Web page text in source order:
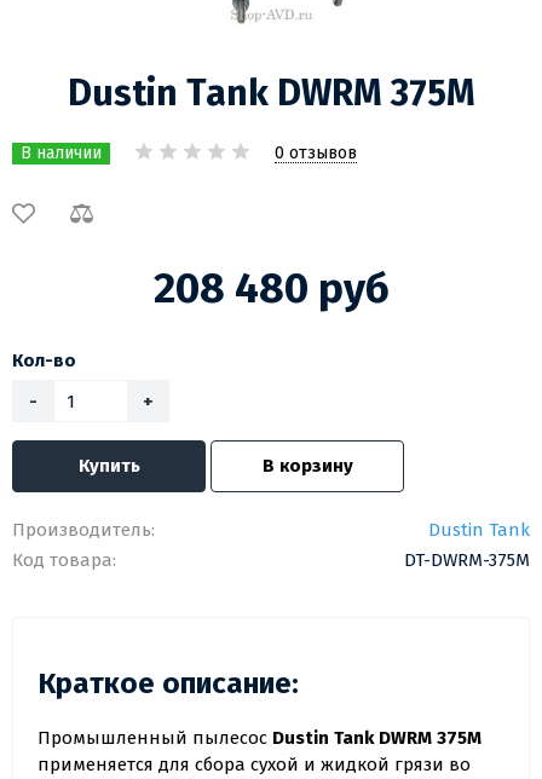
Dustin Tank DWRM 375M
В наличии 0 отзывов
208 480 руб
Кол-во
-
+
Купить В корзину
Производитель:
Dustin Tank
Код товара:
DT-DWRM-375M
Краткое описание:
Промышленный пылесос Dustin Tank DWRM 375M
применяется для сбора сухой и жидкой грязи во